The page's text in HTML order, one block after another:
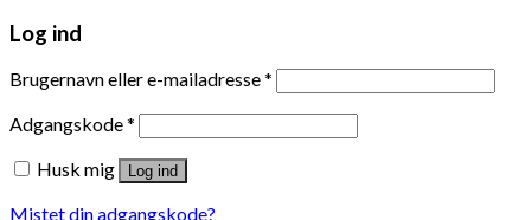
Log ind
Brugernavn eller e-mailadresse*
Adgangskode*
Husk mig
Log ind
Mistet din adgangskode?